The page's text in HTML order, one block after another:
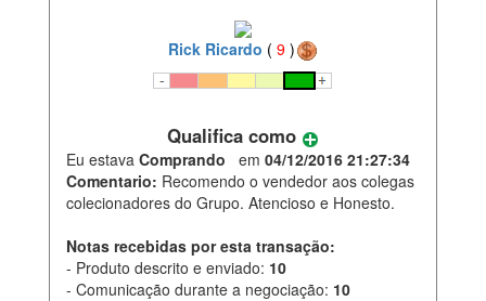
Rick Ricardo ( 9 )
Qualifica como
Eu estava Comprando em 04/12/2016 21:27:34
Comentario: Recomendo o vendedor aos colegas
colecionadores do Grupo. Atencioso e Honesto.
Notas recebidas por esta transação:
- Produto descrito e enviado: 10
- Comunicação durante a negociação: 10